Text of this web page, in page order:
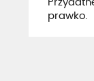
prawko.